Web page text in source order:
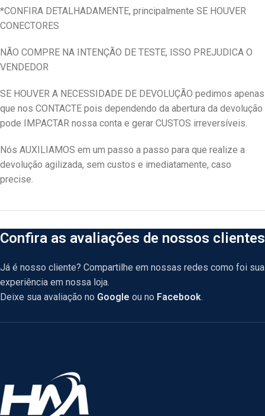
*CONFIRA DETALHADAMENTE, principalmente SE HOUVER
CONECTORES
NÃO COMPRE NA INTENÇÃO DE TESTE, ISSO PREJUDICA O
VENDEDOR
SE HOUVER A NECESSIDADE DE DEVOLUÇÃO pedimos apenas
que nos CONTACTE pois dependendo da abertura da devolução
pode IMPACTAR nossa conta e gerar CUSTOS irreversíveis.
Nós AUXILIAMOS em um passo a passo para que realize a
devolução agilizada, sem custos e imediatamente, caso
precise.
Confira as avaliações de nossos clientes
Já é nosso cliente? Compartilhe em nossas redes como foi sua
experiência em nossa loja.
Deixe sua avaliação no Google ou no Facebook.